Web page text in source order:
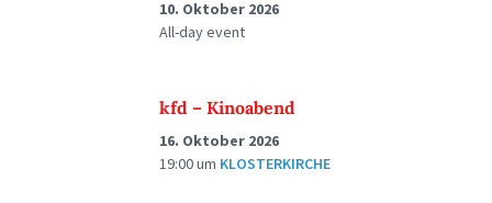
10. Oktober 2026
All-day event
kfd – Kinoabend
16. Oktober 2026
19:00um KLOSTERKIRCHE